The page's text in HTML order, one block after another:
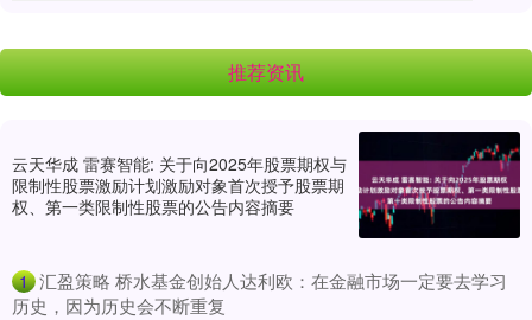
推荐资讯
云天华成 雷赛智能: 关于向2025年股票期权与
限制性股票激励计划激励对象首次授予股票期
权、第一类限制性股票的公告内容摘要
1 ​汇盈策略 桥水基金创始人达利欧：在金融市场一定要去学习
历史，因为历史会不断重复